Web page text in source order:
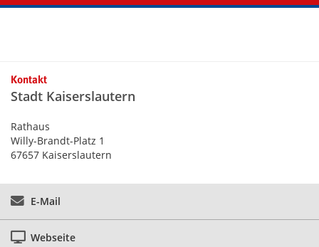
Kontaktinformationen und Weiterführendes
Kontakt
Stadt Kaiserslautern
Rathaus
Willy-Brandt-Platz 1
67657 Kaiserslautern
E-Mail
Webseite